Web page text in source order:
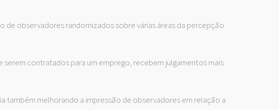
de observadores randomizados sobre várias áreas da percepção
contratados para um emprego, recebem julgamentos mais
também melhorando a impressão de observadores em relação a